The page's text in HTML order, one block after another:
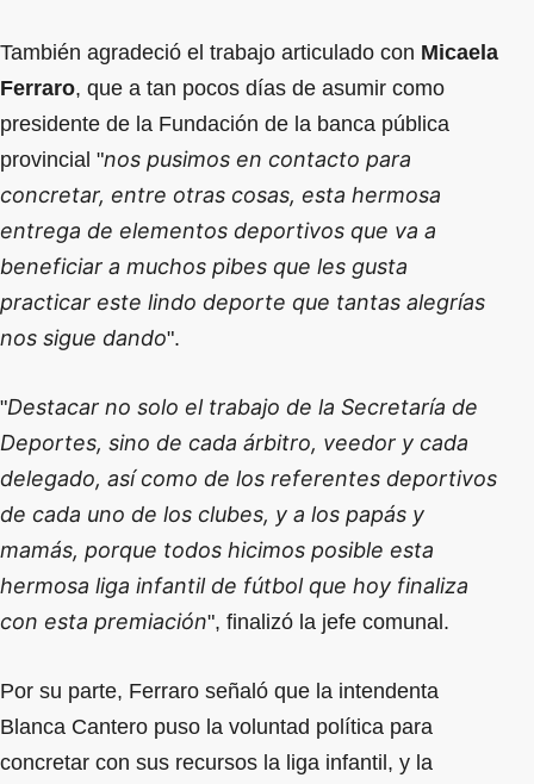
También agradeció el trabajo articulado con Micaela
Ferraro, que a tan pocos días de asumir como
presidente de la Fundación de la banca pública
provincial "nos pusimos en contacto para
concretar, entre otras cosas, esta hermosa
entrega de elementos deportivos que va a
beneficiar a muchos pibes que les gusta
practicar este lindo deporte que tantas alegrías
nos sigue dando".
"Destacar no solo el trabajo de la Secretaría de
Deportes, sino de cada árbitro, veedor y cada
delegado, así como de los referentes deportivos
de cada uno de los clubes, y a los papás y
mamás, porque todos hicimos posible esta
hermosa liga infantil de fútbol que hoy finaliza
con esta premiación", finalizó la jefe comunal.
Por su parte, Ferraro señaló que la intendenta
Blanca Cantero puso la voluntad política para
concretar con sus recursos la liga infantil, y la